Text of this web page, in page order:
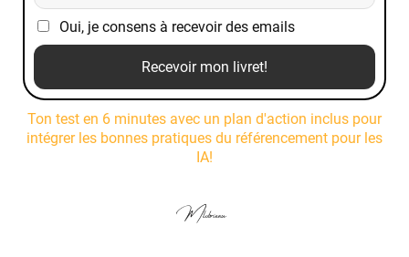
Oui, je consens à recevoir des emails
Recevoir mon livret!
Ton test en 6 minutes avec un plan d'action inclus pour
intégrer les bonnes pratiques du référencement pour les
IA!